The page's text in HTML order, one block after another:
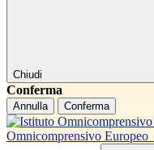
Chiudi
Conferma
Annulla Conferma
Omnicomprensivo Europeo